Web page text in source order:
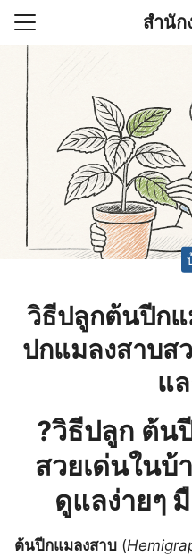
Skip
content
สำนั
(ไม่มีชื่อ)
านบัญชี (Accounting
ช่วยสำคัญในการบริหาร
Search
for:
วิธีปลูกต้นปีก
ปกแมลงสาบส
แ
?วิธีปลูก ต้น
สวยเด่นในบ้
ดูแลง่ายๆ
ต้นปีกแมลงสาบ (